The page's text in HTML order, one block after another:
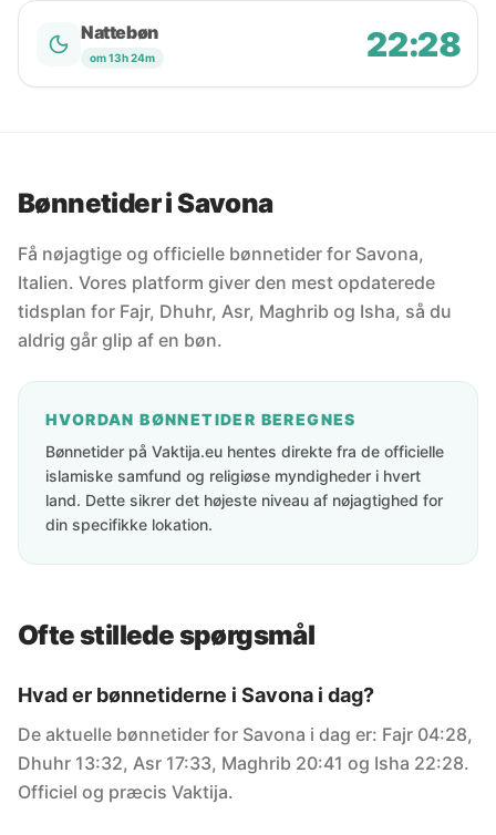
Nattebøn
om 13h 24m 22:28
Bønnetider i Savona
Få nøjagtige og officielle bønnetider for Savona,
Italien. Vores platform giver den mest opdaterede
tidsplan for Fajr, Dhuhr, Asr, Maghrib og Isha, så du
aldrig går glip af en bøn.
HVORDAN BØNNETIDER BEREGNES
Bønnetider på Vaktija.eu hentes direkte fra de officielle
islamiske samfund og religiøse myndigheder i hvert
land. Dette sikrer det højeste niveau af nøjagtighed for
din specifikke lokation.
Ofte stillede spørgsmål
Hvad er bønnetiderne i Savona i dag?
De aktuelle bønnetider for Savona i dag er: Fajr 04:28,
Dhuhr 13:32, Asr 17:33, Maghrib 20:41 og Isha 22:28.
Officiel og præcis Vaktija.